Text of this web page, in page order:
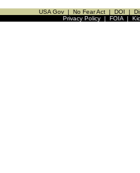
USA Gov | No Fear Act | DOI |
Privacy Policy| FOIA|